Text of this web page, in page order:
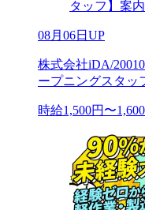
タッフ】案
08月06日UP
株式会社iDA/
ープニングスタッ
時給1,500円〜